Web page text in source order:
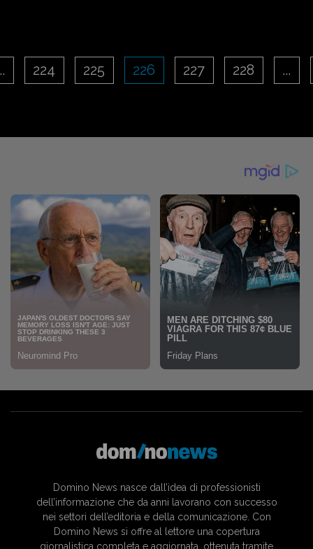
224 225 226 227 228 ...
Domino News nasce dall’idea di professionisti
dell’informazione che da anni lavorano con successo
nei settori dell’editoria e della comunicazione. Con
Domino News si offre al lettore una copertura
giornalistica completa e aggiornata, ottenuta tramite